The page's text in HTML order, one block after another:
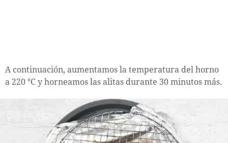
A continuación, aumentamos la temperatura del horno
a 220 °C y horneamos las alitas durante 30 minutos más.